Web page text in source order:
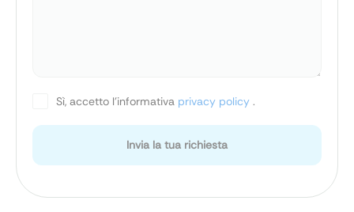
Sì, accetto l'informativa privacy policy .
Invia la tua richiesta